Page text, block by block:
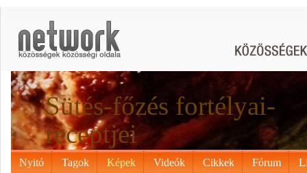
Sütés-főzés fortélyai-
receptjei
Nyitó Tagok Képek Videók Cikkek Fórum